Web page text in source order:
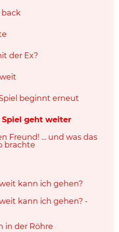
back
der Ex?
beginnt erneut
Spiel geht weiter
Freund! … und was das
brachte
kann ich gehen?
kann ich gehen? -
in der Röhre